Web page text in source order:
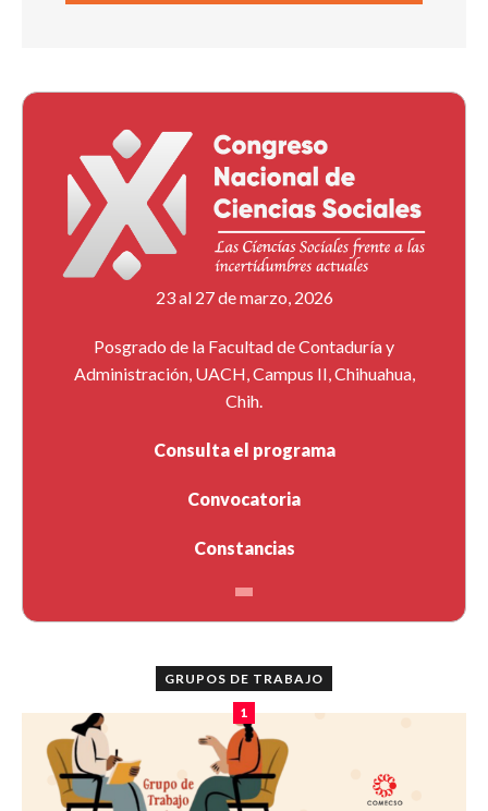
23 al 27 de marzo, 2026
Posgrado de la Facultad de Contaduría y
Administración, UACH, Campus II, Chihuahua,
Chih.
Consulta el programa
Convocatoria
Constancias
GRUPOS DE TRABAJO
1